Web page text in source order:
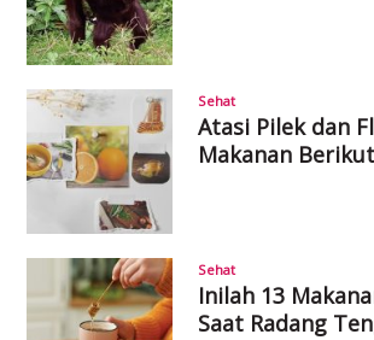
Sehat
Atasi Pilek dan
Makanan
Sehat
Inilah 13
Saat Radang